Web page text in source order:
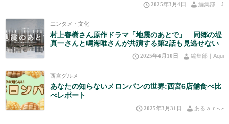
2025年3月4日 編集部｜J
エンタメ・文化
村上春樹さん原作ドラマ「地震のあとで」 同郷の堤
真一さんと鳴海唯さんが共演する第2話も見逃せない
2025年4月10日 編集部｜Aqui
西宮グルメ
あなたの知らないメロンパンの世界:西宮6店舗食べ比
べレポート
2025年3月31日 あるａｒ•⁠ᴗ⁠•⁠